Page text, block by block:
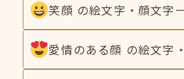
笑顔 の絵文字・顔文字
愛情のある顔 の絵文字